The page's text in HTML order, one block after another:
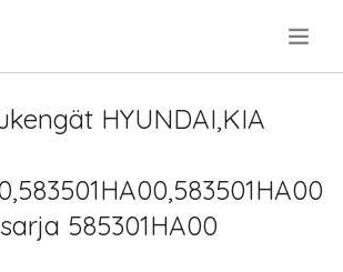
HYUNDAI,KIA
585301HA00